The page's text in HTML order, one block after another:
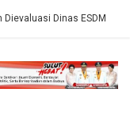
Dinas ESDM